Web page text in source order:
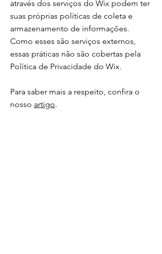
através dos serviços do Wix podem ter
suas próprias políticas de coleta e
armazenamento de informações.
Como esses são serviços externos,
essas práticas não são cobertas pela
Política de Privacidade do Wix.
Para saber mais a respeito, confira o
nosso artigo.